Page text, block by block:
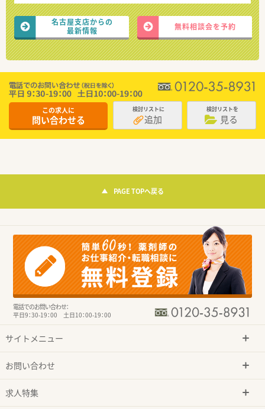
名古屋支店からの
最新情報
無料相談会を予約
この求人に
問い合わせる
検討リストに
追加
検討リストを
見る
PAGE TOPへ戻る
電話でのお問い合わせ：
平日9：30-19：00 土日10：00-19：00
サイトメニュー
お問い合わせ
求人特集